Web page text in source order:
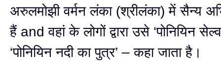
अरुलमोझी वर्मन लंका (श्रीलंका) में सैन्य
हैं and वहां के लोगों द्वारा उसे ‘पोनियिन
‘पोनियिन नदी का पुत्र’ – कहा जाता है।